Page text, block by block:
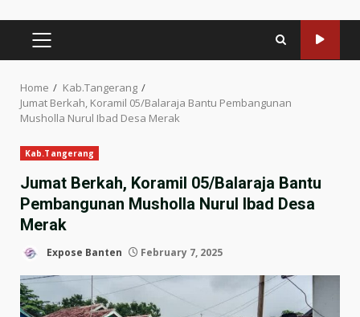
PRIMARY
MENU
Home
Kab.Tangerang
Jumat Berkah, Koramil 05/Balaraja Bantu Pembangunan
Musholla Nurul Ibad Desa Merak
Kab.Tangerang
Jumat Berkah, Koramil 05/Balaraja Bantu
Pembangunan Musholla Nurul Ibad Desa
Merak
Expose Banten February 7, 2025